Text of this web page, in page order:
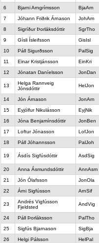
6
Bjarni Arngrímsson BjaArn
7
Jóhann Friðrik Árnason JohArn
8
Sigríður Þorláksdóttir SgrTho
9
Gísli Ísleifsson GisIsl
10
Páll Sigurðsson PalSig
11
Einar Kristjánsson EinKri
12
Jónatan Daníelsson JonDan
13
Helga Rannveig
Jónsdóttir
HelJon
14 Jón Árnason JonArn
15
Eyjólfur Nikulásson EyjNik
16
Jóna Benjamínsdóttir JonBen
17
Loftur Jónasson LofJon
18
Páll Jóhannsson PalJoh
19 Ásdís Sigfúsdóttir AsdSig
20 Anna Ásmundsdóttir AnnAsm
21
Jón Ólafsson JonOla
22
Árni Sigfússon ArnSif
23
Andrés Vigfússon
Fjeldsted
AndVig
24 Páll Þorláksson PalTho
25
Sigfús Bjarnason SigBja
26
Helgi Pálsson HelPal